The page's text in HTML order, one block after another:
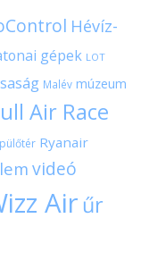
Hévíz-
gépek LOT
Malév múzeum
Air Race
Ryanair
videó
Air űr